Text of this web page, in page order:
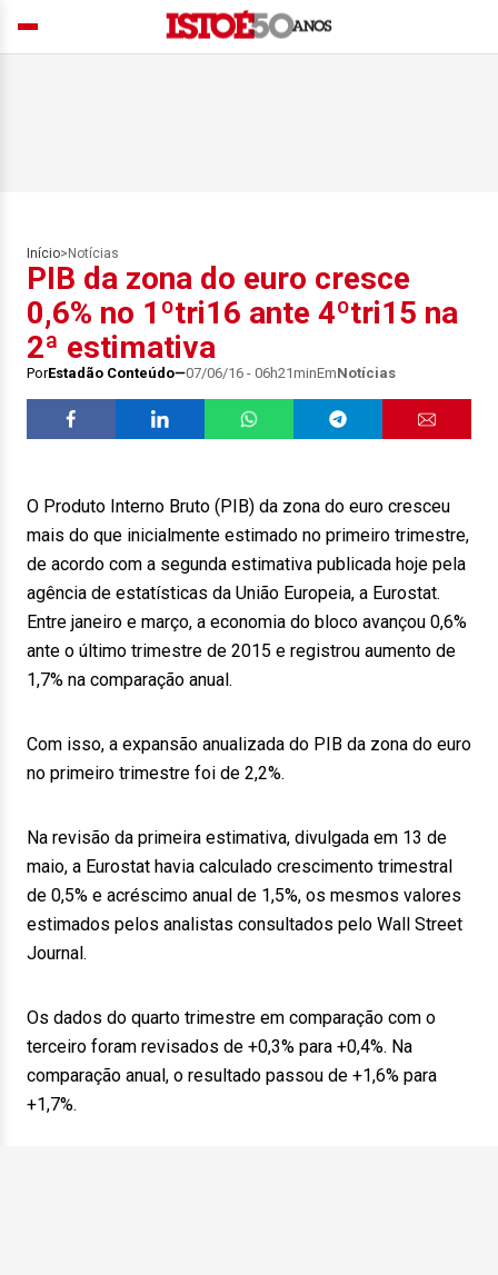
Início> Notícias
PIB da zona do euro cresce
0,6% no 1ºtri16 ante 4ºtri15 na
2ª estimativa
PorEstadão Conteúdo 07/06/16 - 06h21minEmNotícias
O Produto Interno Bruto (PIB) da zona do euro cresceu
mais do que inicialmente estimado no primeiro trimestre,
de acordo com a segunda estimativa publicada hoje pela
agência de estatísticas da União Europeia, a Eurostat.
Entre janeiro e março, a economia do bloco avançou 0,6%
ante o último trimestre de 2015 e registrou aumento de
1,7% na comparação anual.
Com isso, a expansão anualizada do PIB da zona do euro
no primeiro trimestre foi de 2,2%.
Na revisão da primeira estimativa, divulgada em 13 de
maio, a Eurostat havia calculado crescimento trimestral
de 0,5% e acréscimo anual de 1,5%, os mesmos valores
estimados pelos analistas consultados pelo Wall Street
Journal.
Os dados do quarto trimestre em comparação com o
terceiro foram revisados de +0,3% para +0,4%. Na
comparação anual, o resultado passou de +1,6% para
+1,7%.